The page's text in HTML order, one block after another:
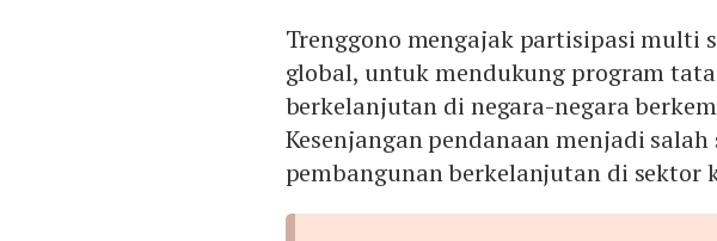
Trenggono mengajak partisipasi multi
global, untuk mendukung program
berkelanjutan di negara-negara
Kesenjangan pendanaan menjadi
pembangunan berkelanjutan di sektor